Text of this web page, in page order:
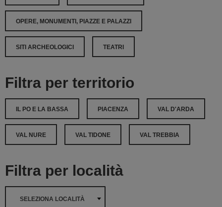
OPERE, MONUMENTI, PIAZZE E PALAZZI
SITI ARCHEOLOGICI TEATRI
Filtra per territorio
IL PO E LA BASSA PIACENZA VAL D'ARDA
VAL NURE VAL TIDONE VAL TREBBIA
Filtra per località
SELEZIONA LOCALITÀ